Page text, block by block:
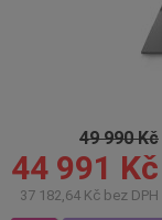
49 990 Kč
44 991 Kč
37 182,64 Kč bez DPH